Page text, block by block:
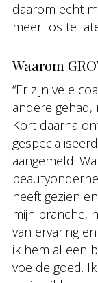
daarom echt
meer los te
Waarom
“Er zijn vele
andere gehad,
Kort daarna
aangemeld.
heeft gezien
mijn branche,
van ervaring
ik hem al een
voelde goed.